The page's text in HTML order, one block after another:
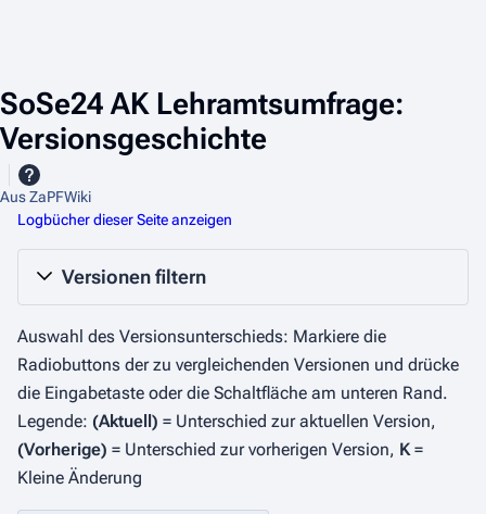
SoSe24 AK Lehramtsumfrage:
Versionsgeschichte
Aus ZaPFWiki
Logbücher dieser Seite anzeigen
Versionen filtern
Auswahl des Versionsunterschieds: Markiere die
Radiobuttons der zu vergleichenden Versionen und drücke
die Eingabetaste oder die Schaltfläche am unteren Rand.
Legende: (Aktuell) = Unterschied zur aktuellen Version,
(Vorherige) = Unterschied zur vorherigen Version, K=
Kleine Änderung